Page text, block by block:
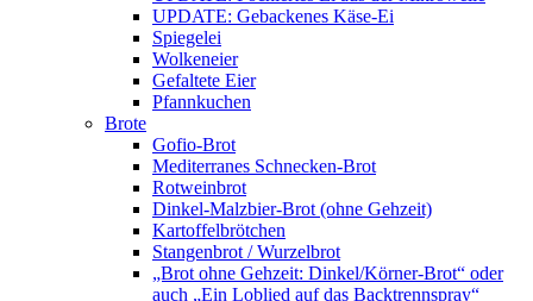
UPDATE: Gebackenes Käse-Ei
Spiegelei
Wolkeneier
Gefaltete Eier
Pfannkuchen
Brote
Gofio-Brot
Mediterranes Schnecken-Brot
Rotweinbrot
Dinkel-Malzbier-Brot (ohne Gehzeit)
Kartoffelbrötchen
Stangenbrot / Wurzelbrot
„Brot ohne Gehzeit: Dinkel/Körner-Brot“ oder
auch „Ein Loblied auf das Backtrennspray“